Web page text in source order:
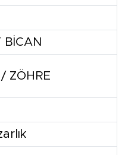
BİCAN
ZÖHRE